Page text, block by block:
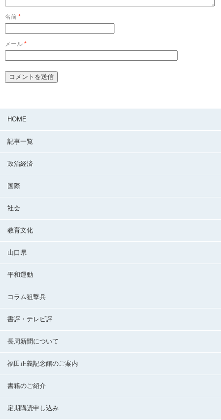
名前 *
メール *
HOME
記事一覧
政治経済
国際
社会
教育文化
山口県
平和運動
コラム狙撃兵
書評・テレビ評
長周新聞について
福田正義記念館のご案内
書籍のご紹介
定期購読申し込み